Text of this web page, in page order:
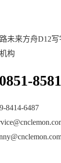
未来方舟D12写
构
0851-
8414-6487